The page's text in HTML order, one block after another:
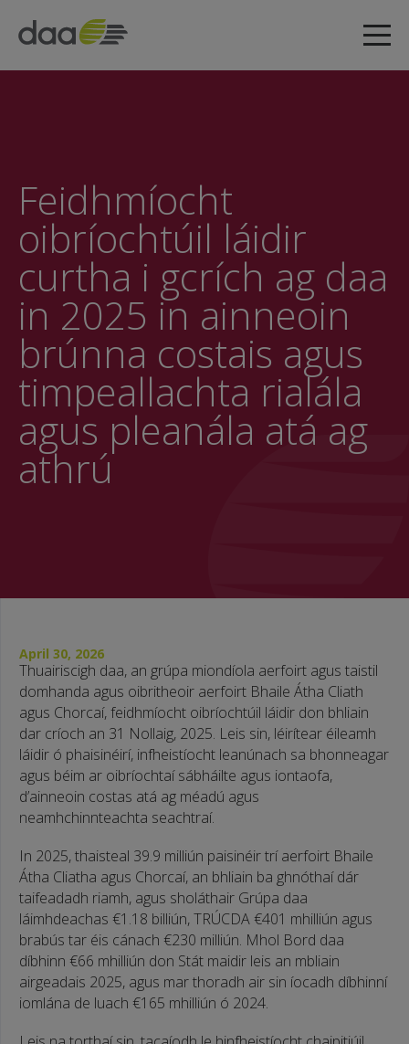
Feidhmíocht
oibríochtúil láidir
curtha i gcrích ag daa
in 2025 in ainneoin
brúnna costais agus
timpeallachta rialála
agus pleanála atá ag
athrú
April 30, 2026
Thuairiscigh daa, an grúpa miondíola aerfoirt agus taistil
domhanda agus oibritheoir aerfoirt Bhaile Átha Cliath
agus Chorcaí, feidhmíocht oibríochtúil láidir don bhliain
dar críoch an 31 Nollaig, 2025. Leis sin, léirítear éileamh
láidir ó phaisinéirí, infheistíocht leanúnach sa bhonneagar
agus béim ar oibríochtaí sábháilte agus iontaofa,
d’ainneoin costas atá ag méadú agus
neamhchinnteachta seachtraí.
In 2025, thaisteal 39.9 milliún paisinéir trí aerfoirt Bhaile
Átha Cliatha agus Chorcaí, an bhliain ba ghnóthaí dár
taifeadadh riamh, agus sholáthair Grúpa daa
láimhdeachas €1.18 billiún, TRÚCDA €401 mhilliún agus
brabús tar éis cánach €230 milliún. Mhol Bord daa
díbhinn €66 mhilliún don Stát maidir leis an mbliain
airgeadais 2025, agus mar thoradh air sin íocadh díbhinní
iomlána de luach €165 mhilliún ó 2024.